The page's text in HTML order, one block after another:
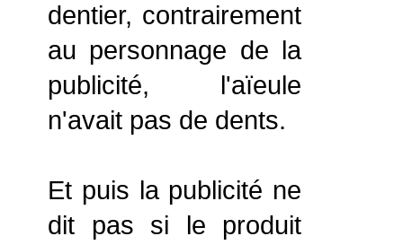
dentier, contrairement
au personnage de la
publicité, l'aïeule
n'avait pas de dents.
Et puis la publicité ne
dit pas si le produit